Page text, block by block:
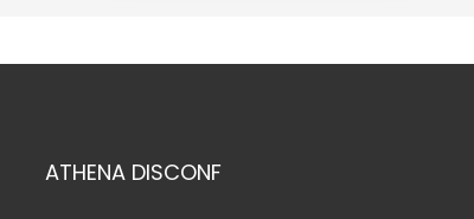
ATHENA DISCONF